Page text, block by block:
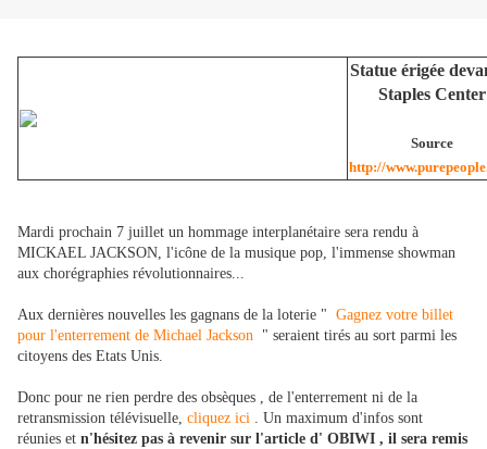
Statue érigée
Staples Center
Source
http://
Mardi prochain 7 juillet un hommage interplanétaire sera rendu à
MICKAEL JACKSON, l'icône de la musique pop, l'immense showman
aux chorégraphies révolutionnaires...
Aux dernières nouvelles les gagnans de la loterie " Gagnez votre billet
pour l'enterrement de Michael Jackson " seraient tirés au sort parmi les
citoyens des Etats Unis.
Donc pour ne rien perdre des obsèques , de l'enterrement ni de la
retransmission télévisuelle, cliquez ici . Un maximum d'infos sont
réunies et n'hésitez pas à revenir sur l'article d' OBIWI , il sera remis